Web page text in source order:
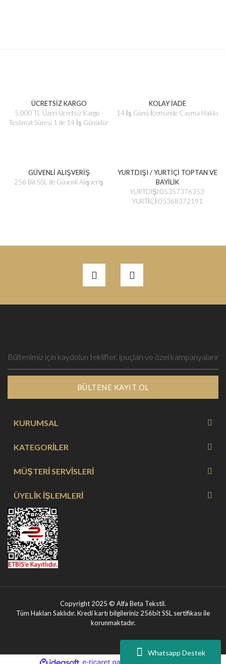
Whatsapp Destek
ÜCRETSİZ KARGO
5.000 TL Üzeri Ücretsiz Kargo -
Teslimat Süresi 1 ile 14 İş Günüdür
KOLAY İADE
14 İş Günü İçerisinde Cayma Hakkı
GÜVENLİ ALIŞVERİŞ
256 Bit SSL ile Güvenli Alışveriş
YURTDIŞI / YURTİÇİ TOPTAN VE
BAYİLİK
YURTDIŞI:05357376353
YURTİÇİ:05368372191
BÜLTENE KAYIT OL
KURUMSAL
KATEGORİLER
MÜŞTERİ SERVİSLERİ
ÜYELİK İŞLEMLERİ
Copyright 2025 © Alfa Beta Tekstil.
Tüm Hakları Saklıdır. Kredi kartı bilgileriniz 256bit SSL sertifikası ile
korunmaktadır.
ideasoft